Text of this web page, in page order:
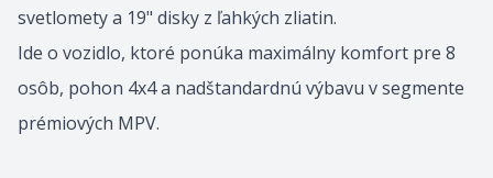
svetlomety a 19" disky z ľahkých zliatin.
Ide o vozidlo, ktoré ponúka maximálny komfort pre 8
osôb, pohon 4x4 a nadštandardnú výbavu v segmente
prémiových MPV.